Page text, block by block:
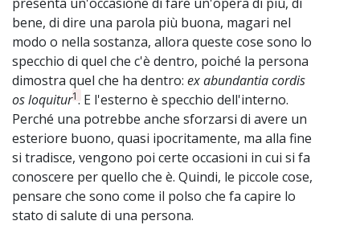
bene, di dire una parola più buona, magari nel
modo o nella sostanza, allora queste cose sono lo
specchio di quel che c'è dentro, poiché la persona
dimostra quel che ha dentro: ex abundantia cordis
os loquitur1. E l'esterno è specchio dell'interno.
Perché una potrebbe anche sforzarsi di avere un
esteriore buono, quasi ipocritamente, ma alla fine
si tradisce, vengono poi certe occasioni in cui si fa
conoscere per quello che è. Quindi, le piccole cose,
pensare che sono come il polso che fa capire lo
stato di salute di una persona.